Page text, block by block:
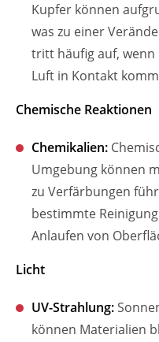
Kupfer können
was zu einer
tritt häufig auf, wenn
Luft in Kontakt
Chemische Reaktionen
Chemikalien:
Umgebung können
zu Verfärbungen
bestimmte
Anlaufen von
Licht
UV-Strahlung:
können Materialien